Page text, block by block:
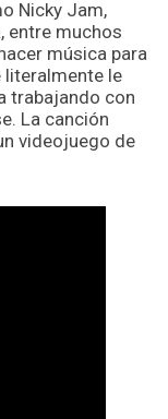
Nicky Jam,
entre muchos
música para
literalmente le
trabajando con
La canción
videojuego de